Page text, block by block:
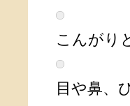
こんがり
目や鼻、